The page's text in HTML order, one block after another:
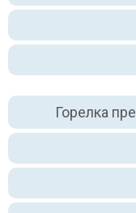
Горелка